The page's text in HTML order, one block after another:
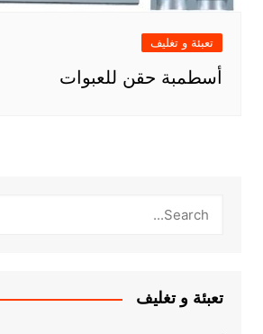
تعبئة و تغليف
أسطمبة حقن للعبوات
تعبئة و تغليف